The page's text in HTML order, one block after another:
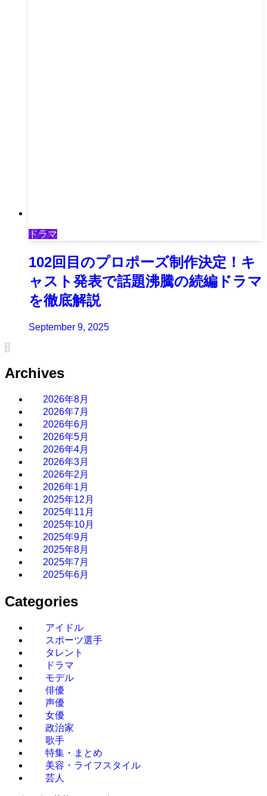
ドラマ
102回目のプロポーズ制作決定！キ
ャスト発表で話題沸騰の続編ドラマ
を徹底解説
September 9, 2025
1
Archives
2026年8月
2026年7月
2026年6月
2026年5月
2026年4月
2026年3月
2026年2月
2026年1月
2025年12月
2025年11月
2025年10月
2025年9月
2025年8月
2025年7月
2025年6月
Categories
アイドル
スポーツ選手
タレント
ドラマ
モデル
俳優
声優
女優
政治家
歌手
特集・まとめ
美容・ライフスタイル
芸人